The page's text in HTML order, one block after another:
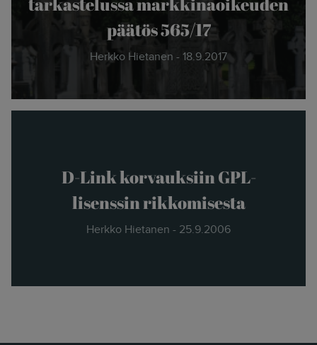
päätös 565/17
Herkko Hietanen - 18.9.2017
D-Link korvauksiin GPL-
lisenssin rikkomisesta
Herkko Hietanen - 25.9.2006
näkemyksellinen asiantuntijayritys.
Siksi julkaisimme uuden nimen ja
verkkosivun. Out with the old - in with
the new."
- Herkko Hietanen